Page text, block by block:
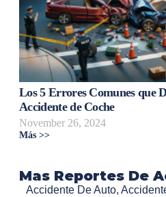
Los 5 Errores Comunes que
Accidente de Coche
November 26, 2024
Más >>
Mas Reportes De
Accidente De Auto,